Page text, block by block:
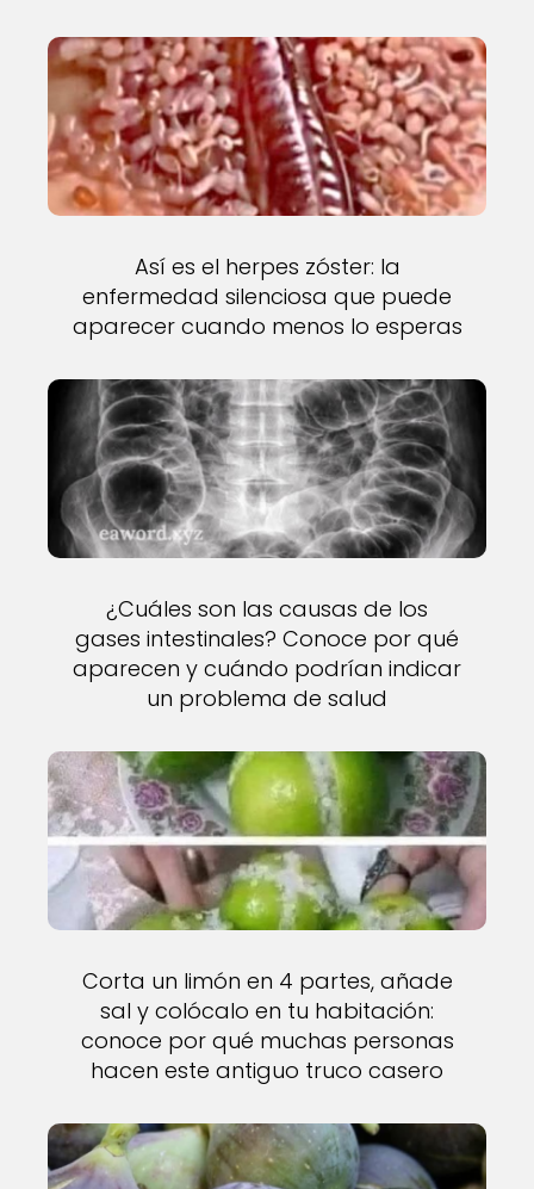
Así es el herpes zóster: la
enfermedad silenciosa que puede
aparecer cuando menos lo esperas
¿Cuáles son las causas de los
gases intestinales? Conoce por qué
aparecen y cuándo podrían indicar
un problema de salud
Corta un limón en 4 partes, añade
sal y colócalo en tu habitación:
conoce por qué muchas personas
hacen este antiguo truco casero